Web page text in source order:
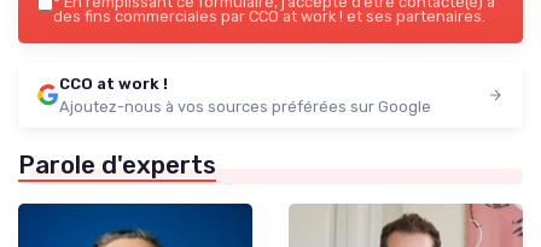
des fins commerciales par CCO at work ! et ses partenaires.
CCO at work !
Ajoutez-nous à vos sources préférées sur Google
Parole d'experts